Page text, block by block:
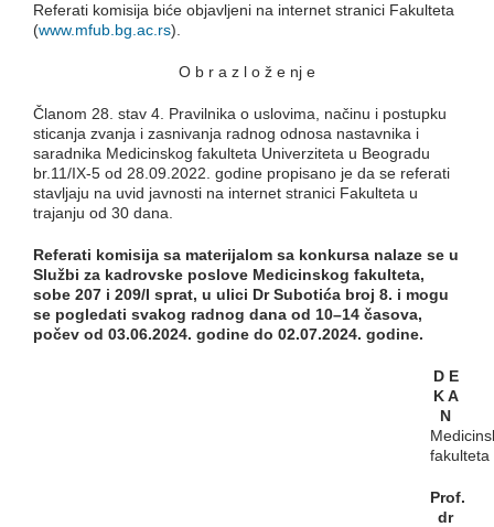
Referati komisija biće objavljeni na internet stranici Fakulteta
(www.mfub.bg.ac.rs).
O b r a z l o ž e nj e
Članom 28. stav 4. Pravilnika o uslovima, načinu i postupku
sticanja zvanja i zasnivanja radnog odnosa nastavnika i
saradnika Medicinskog fakulteta Univerziteta u Beogradu
br.11/IX-5 od 28.09.2022. godine propisano je da se referati
stavljaju na uvid javnosti na internet stranici Fakulteta u
trajanju od 30 dana.
Referati komisija sa materijalom sa konkursa nalaze se u
Službi za kadrovske poslove Medicinskog fakulteta,
sobe 207 i 209/I sprat, u ulici Dr Subotića broj 8. i mogu
se pogledati svakog radnog dana od 10–14 časova,
počev od 03.06.2024. godine do 02.07.2024. godine.
D E
K A
N
fakulteta
Prof.
dr